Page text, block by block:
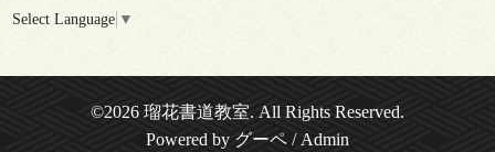
Select Language ▼
©2026 瑠花書道教室. All Rights Reserved.
Powered by グーペ / Admin